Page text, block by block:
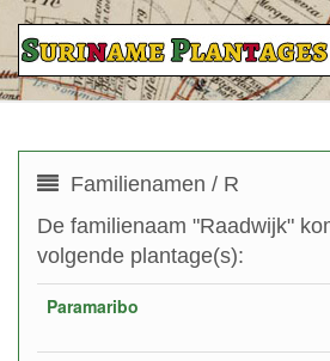
Familienamen / R
De familienaam "Raadwijk"
volgende plantage(s):
Paramaribo